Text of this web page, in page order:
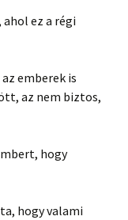
ez a régi
emberek is
az nem biztos,
hogy
hogy valami